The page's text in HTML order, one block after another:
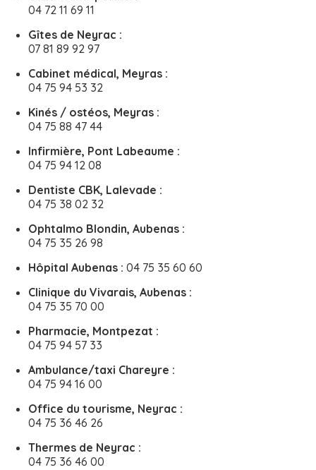
04 72 11 69 11
Gîtes de Neyrac :
07 81 89 92 97
Cabinet médical, Meyras :
04 75 94 53 32
Kinés / ostéos, Meyras :
04 75 88 47 44
Infirmière, Pont Labeaume :
04 75 94 12 08
Dentiste CBK, Lalevade :
04 75 38 02 32
Ophtalmo Blondin, Aubenas :
04 75 35 26 98
Hôpital Aubenas : 04 75 35 60 60
Clinique du Vivarais, Aubenas :
04 75 35 70 00
Pharmacie, Montpezat :
04 75 94 57 33
Ambulance/taxi Chareyre :
04 75 94 16 00
Office du tourisme, Neyrac :
04 75 36 46 26
Thermes de Neyrac :
04 75 36 46 00